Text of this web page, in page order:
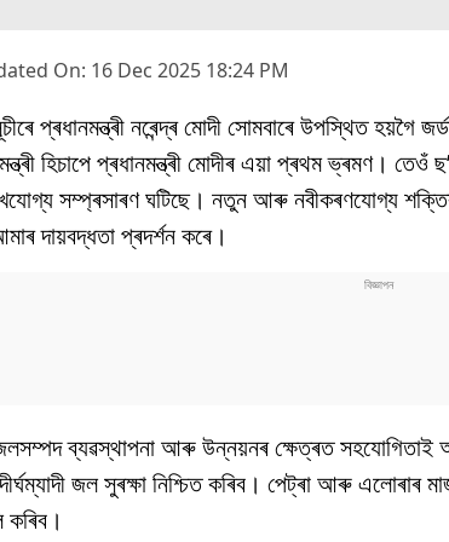
On: 16 Dec 2025 18:24 PM
প্ৰধানমন্ত্ৰী নৰেন্দ্ৰ মোদী সোমবাৰে উপস্থিত
হিচাপে প্ৰধানমন্ত্ৰী মোদীৰ এয়া প্ৰথম ভ্ৰমণ। তেওঁ
সম্প্ৰসাৰণ ঘটিছে। নতুন আৰু নবীকৰণযোগ্য
দায়বদ্ধতা প্ৰদৰ্শন কৰে।
জলসম্পদ ব্যৱস্থাপনা আৰু উন্নয়নৰ ক্ষেত্ৰত
জল সুৰক্ষা নিশ্চিত কৰিব। পেট্ৰা আৰু
কৰিব।